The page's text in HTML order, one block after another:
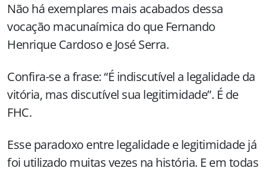
Não há exemplares mais acabados dessa
vocação macunaímica do que Fernando
Henrique Cardoso e José Serra.
Confira-se a frase: “É indiscutível a legalidade da
vitória, mas discutível sua legitimidade”. É de
FHC.
Esse paradoxo entre legalidade e legitimidade já
foi utilizado muitas vezes na história. E em todas